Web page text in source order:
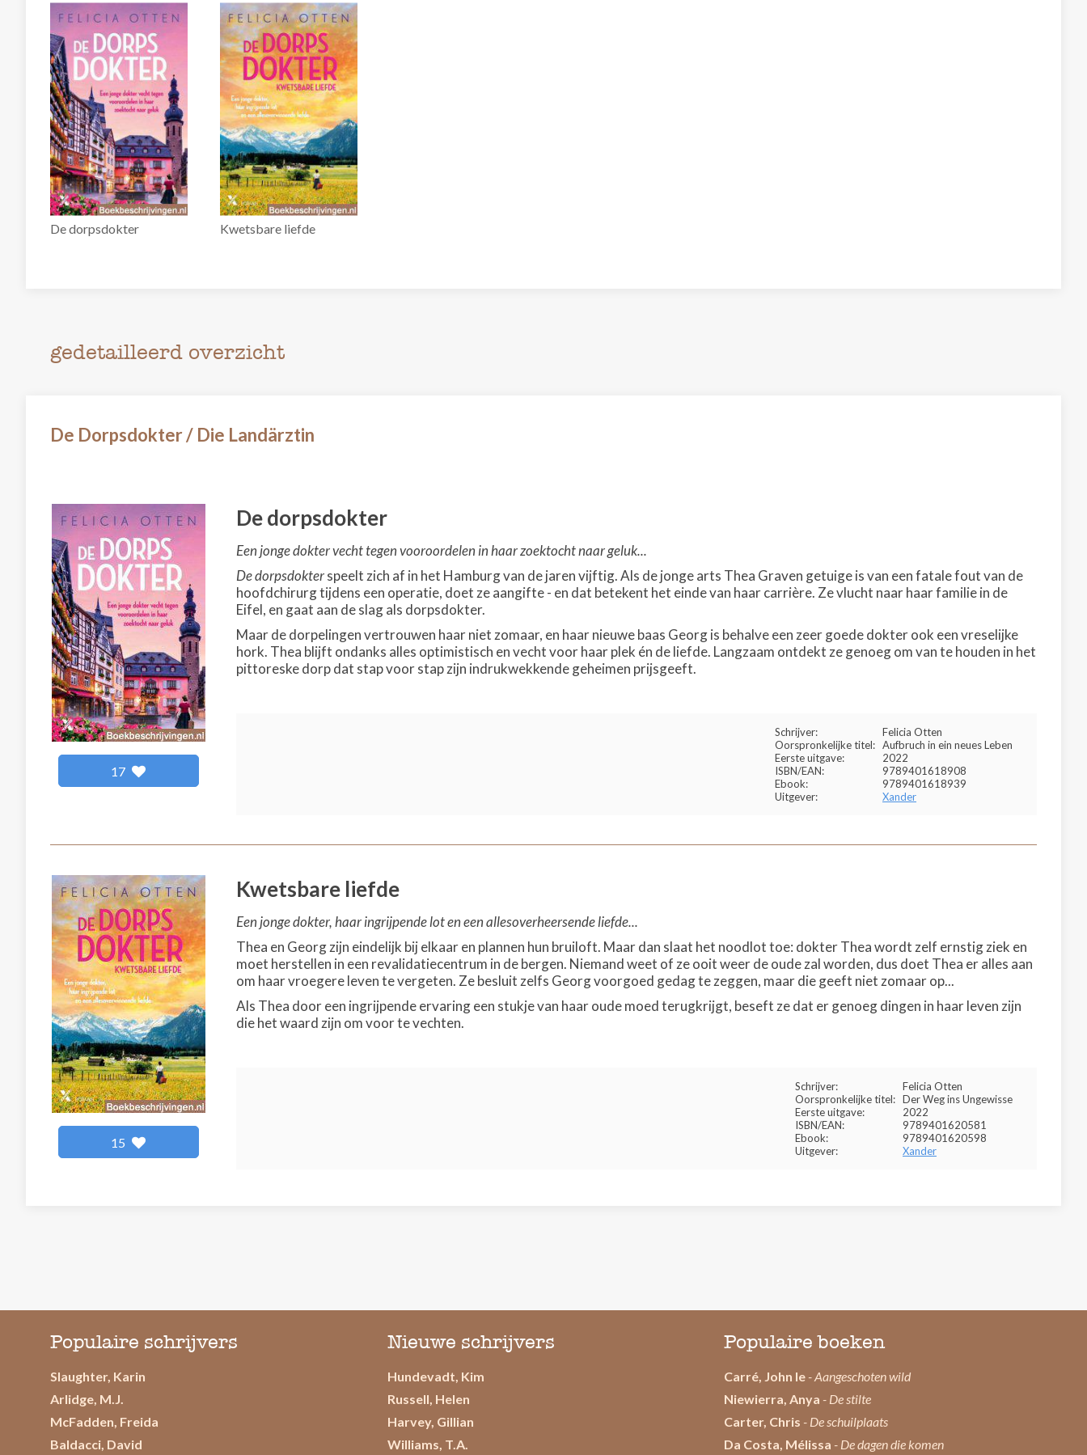
De dorpsdokter Kwetsbare liefde
gedetailleerd overzicht
De Dorpsdokter / Die Landärztin
17
De dorpsdokter
Een jonge dokter vecht tegen vooroordelen in haar zoektocht naar geluk...
De dorpsdokterspeelt zich af in het Hamburg van de jaren vijftig. Als de jonge arts Thea Graven getuige is van een fatale fout van de
hoofdchirurg tijdens een operatie, doet ze aangifte - en dat betekent het einde van haar carrière. Ze vlucht naar haar familie in de
Eifel, en gaat aan de slag als dorpsdokter.
Maar de dorpelingen vertrouwen haar niet zomaar, en haar nieuwe baas Georg is behalve een zeer goede dokter ook een vreselijke
hork. Thea blijft ondanks alles optimistisch en vecht voor haar plek én de liefde. Langzaam ontdekt ze genoeg om van te houden in het
pittoreske dorp dat stap voor stap zijn indrukwekkende geheimen prijsgeeft.
Schrijver:
Felicia Otten
Oorspronkelijke titel: Aufbruch in ein neues Leben
Eerste uitgave:
2022
ISBN/EAN:
9789401618908
Ebook:
9789401618939
Uitgever:
Xander
15
Kwetsbare liefde
Een jonge dokter, haar ingrijpende lot en een allesoverheersende liefde...
Thea en Georg zijn eindelijk bij elkaar en plannen hun bruiloft. Maar dan slaat het noodlot toe: dokter Thea wordt zelf ernstig ziek en
moet herstellen in een revalidatiecentrum in de bergen. Niemand weet of ze ooit weer de oude zal worden, dus doet Thea er alles aan
om haar vroegere leven te vergeten. Ze besluit zelfs Georg voorgoed gedag te zeggen, maar die geeft niet zomaar op...
Als Thea door een ingrijpende ervaring een stukje van haar oude moed terugkrijgt, beseft ze dat er genoeg dingen in haar leven zijn
die het waard zijn om voor te vechten.
Schrijver:
Felicia Otten
Oorspronkelijke titel: Der Weg ins Ungewisse
Eerste uitgave:
2022
ISBN/EAN:
9789401620581
Ebook:
9789401620598
Uitgever:
Xander
Populaire schrijvers
Slaughter, Karin
Arlidge, M.J.
McFadden, Freida
Baldacci, David
Nieuwe schrijvers
Hundevadt, Kim
Russell, Helen
Harvey, Gillian
Williams, T.A.
Populaire boeken
Carré, John le - Aangeschoten wild
Niewierra, Anya - De stilte
Carter, Chris - De schuilplaats
Da Costa, Mélissa - De dagen die komen